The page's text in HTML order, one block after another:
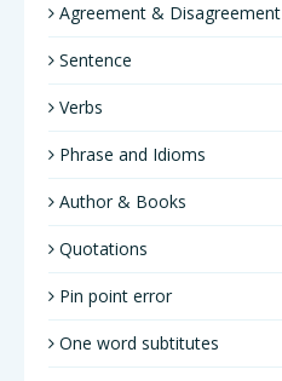
Agreement & Disagreement
Sentence
Verbs
Phrase and Idioms
Author & Books
Quotations
Pin point error
One word subtitutes